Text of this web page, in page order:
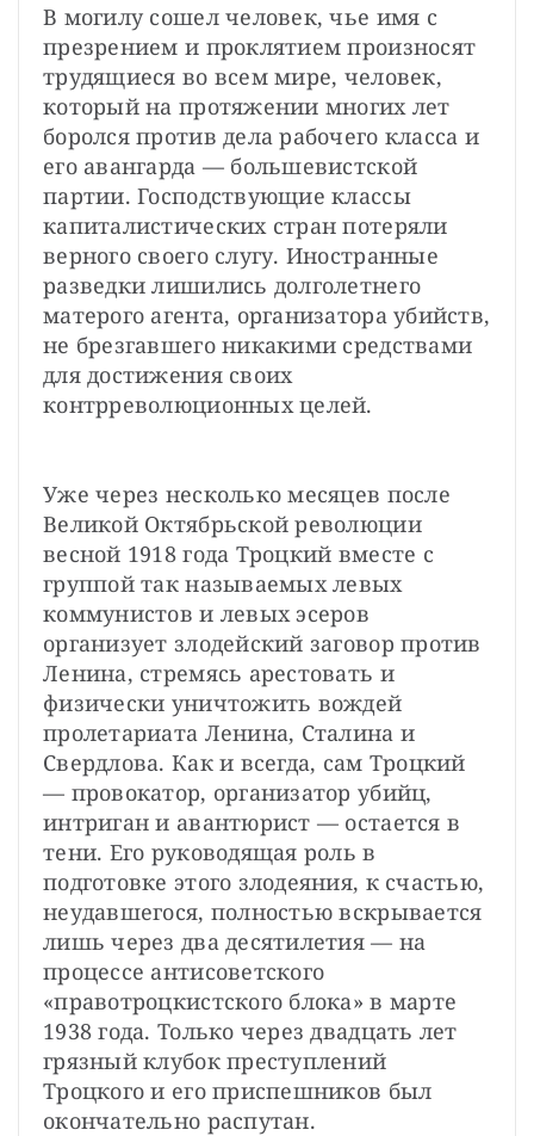
В могилу сошел человек, чье имя с
презрением и проклятием произносят
трудящиеся во всем мире, человек,
который на протяжении многих лет
боролся против дела рабочего класса и
его авангарда — большевистской
партии. Господствующие классы
капиталистических стран потеряли
верного своего слугу. Иностранные
разведки лишились долголетнего
матерого агента, организатора убийств,
не брезгавшего никакими средствами
для достижения своих
контрреволюционных целей.
Уже через несколько месяцев после
Великой Октябрьской революции
весной 1918 года Троцкий вместе с
группой так называемых левых
коммунистов и левых эсеров
организует злодейский заговор против
Ленина, стремясь арестовать и
физически уничтожить вождей
пролетариата Ленина, Сталина и
Свердлова. Как и всегда, сам Троцкий
— провокатор, организатор убийц,
интриган и авантюрист — остается в
тени. Его руководящая роль в
подготовке этого злодеяния, к счастью,
неудавшегося, полностью вскрывается
лишь через два десятилетия — на
процессе антисоветского
«правотроцкистского блока» в марте
1938 года. Только через двадцать лет
грязный клубок преступлений
Троцкого и его приспешников был
окончательно распутан.